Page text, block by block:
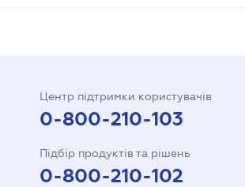
Центр підтримки користувачів
0-800-210-103
Підбір продуктів та рішень
0-800-210-102